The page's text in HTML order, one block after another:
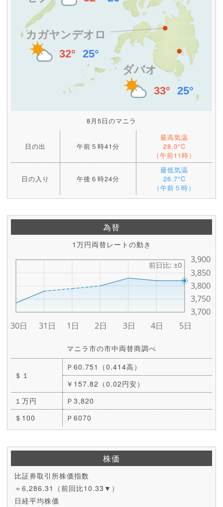
8月5日のマニラ
日の出 午前５時41分
最高気温
28.0°C
（午前11時）
日の入り 午後６時24分
最低気温
26.7°C
（午前５時）
為替
1万円両替レートの動き
マニラ市の市中両替商調べ
＄１
Ｐ60.751（0.414高）
￥157.82（0.02円安）
１万円
Ｐ3,820
＄100
Ｐ6070
株価
比証券取引所株価指数
＝6,286.31（前回比10.33▼）
日経平均株価